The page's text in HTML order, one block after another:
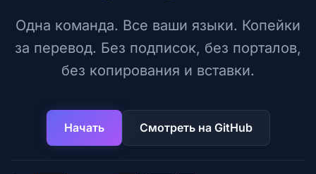
Одна команда. Все ваши языки. Копейки
за перевод. Без подписок, без порталов,
без копирования и вставки.
Начать Смотреть на GitHub